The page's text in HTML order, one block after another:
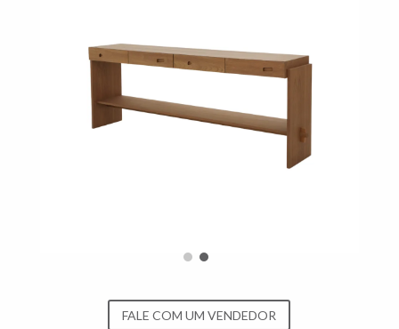
FALE COM UM VENDEDOR